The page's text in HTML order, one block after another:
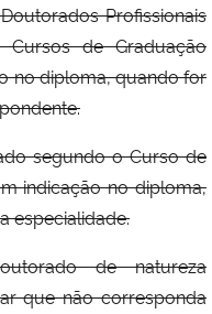
Profissionais
Cursos de Graduação
no diploma, quando for
segundo o Curso de
indicação no diploma,
especialidade.
de natureza
que não corresponda